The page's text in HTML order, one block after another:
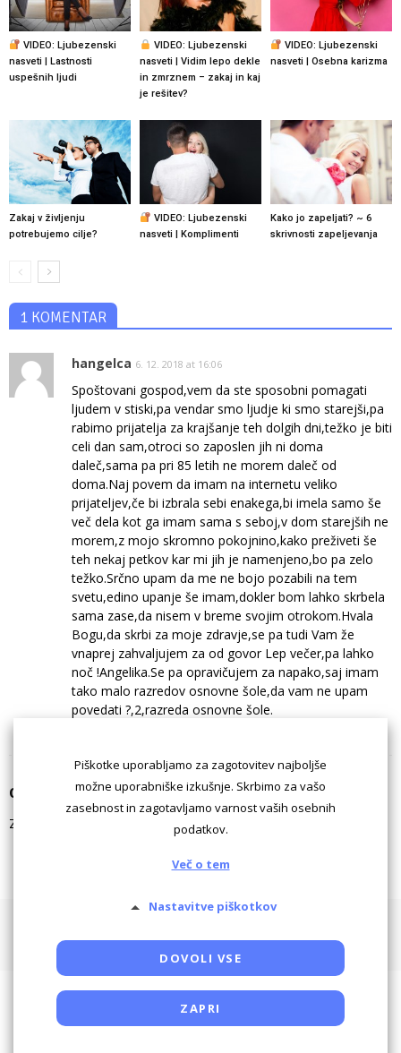
VIDEO: Ljubezenski
nasveti | Lastnosti
uspešnih ljudi
VIDEO: Ljubezenski
nasveti | Vidim lepo dekle
in zmrznem – zakaj in kaj
je rešitev?
VIDEO: Ljubezenski
nasveti | Osebna karizma
Zakaj v življenju
potrebujemo cilje?
VIDEO: Ljubezenski
nasveti | Komplimenti
Kako jo zapeljati? ~ 6
skrivnosti zapeljevanja
1 KOMENTAR
hangelca 6. 12. 2018 at 16:06
Spoštovani gospod,vem da ste sposobni pomagati
ljudem v stiski,pa vendar smo ljudje ki smo starejši,pa
rabimo prijatelja za krajšanje teh dolgih dni,težko je biti
celi dan sam,otroci so zaposlen jih ni doma
daleč,sama pa pri 85 letih ne morem daleč od
doma.Naj povem da imam na internetu veliko
prijateljev,če bi izbrala sebi enakega,bi imela samo še
več dela kot ga imam sama s seboj,v dom starejših ne
morem,z mojo skromno pokojnino,kako preživeti še
teh nekaj petkov kar mi jih je namenjeno,bo pa zelo
težko.Srčno upam da me ne bojo pozabili na tem
svetu,edino upanje še imam,dokler bom lahko skrbela
sama zase,da nisem v breme svojim otrokom.Hvala
Bogu,da skrbi za moje zdravje,se pa tudi Vam že
vnaprej zahvaljujem za od govor Lep večer,pa lahko
noč !Angelika.Se pa opravičujem za napako,saj imam
tako malo razredov osnovne šole,da vam ne upam
povedati ?,2,razreda osnovne šole.
Odgovori
Za komentiranje morate biti prijavljeni
Piškotke uporabljamo za zagotovitev najboljše
možne uporabniške izkušnje. Skrbimo za vašo
zasebnost in zagotavljamo varnost vaših osebnih
podatkov.
Več o tem
Nastavitve piškotkov
DOVOLI VSE
ZAPRI